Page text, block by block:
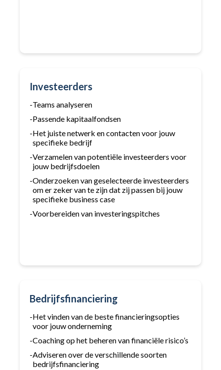
Investeerders
-Teams analyseren
-Passende kapitaalfondsen
-Het juiste netwerk en contacten voor jouw
specifieke bedrijf
-Verzamelen van potentiële investeerders voor
jouw bedrijfsdoelen
-Onderzoeken van geselecteerde investeerders
om er zeker van te zijn dat zij passen bij jouw
specifieke business case
-Voorbereiden van investeringspitches
Bedrijfsfinanciering
-Het vinden van de beste financieringsopties
voor jouw onderneming
-Coaching op het beheren van financiële risico’s
-Adviseren over de verschillende soorten
bedrijfsfinanciering